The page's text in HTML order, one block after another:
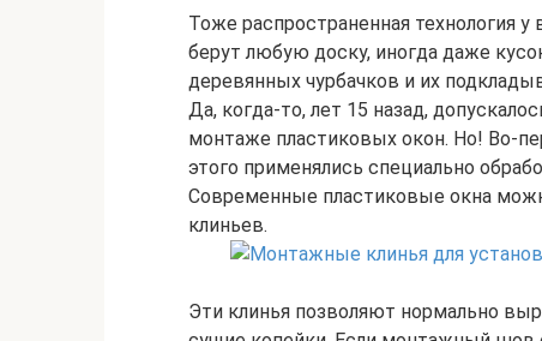
Тоже распространенная технология
берут любую доску, иногда даже
деревянных чурбачков и их
Да, когда-то, лет 15 назад,
монтаже пластиковых окон. Но! Во-
этого применялись специально
Современные пластиковые окна
клиньев.
Эти клинья позволяют нормально